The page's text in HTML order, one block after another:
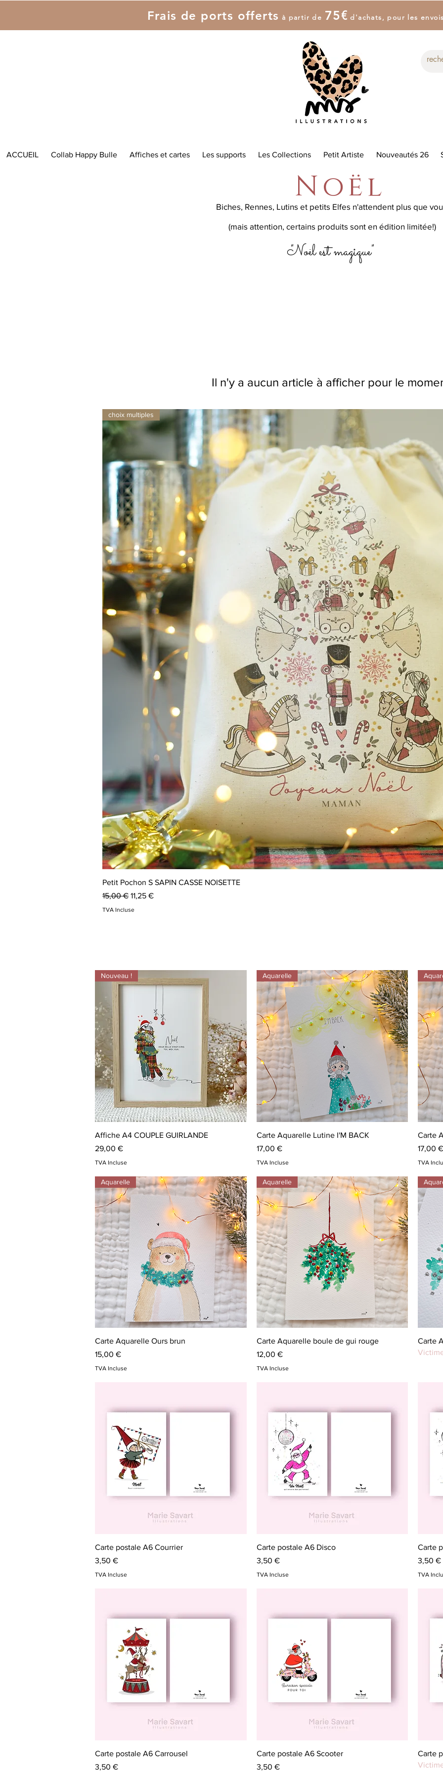
Frais de ports offerts à partir de 75€ d'achats, pour les
ACCUEIL Collab Happy Bulle Affiches et cartes Les supports Les Collections Petit Artiste Nouveautés 26
Noël
Biches, Rennes, Lutins et petits Elfes n'attendent plus que
(mais attention, certains produits sont en édition limitée!)
"Noël est magique"
Il n'y a aucun article à afficher pour le
choix multiples
Petit Pochon S SAPIN CASSE NOISETTE
Prix original
15,00 € Prix promotionnel
11,25 €
TVA Incluse
Aperçu rapide
Nouveau !
Affiche A4 COUPLE GUIRLANDE
Prix
29,00 €
TVA Incluse
Aperçu rapide
Aquarelle
Carte Aquarelle Lutine I'M BACK
Prix
17,00 €
TVA Incluse
Carte
Prix
17,00 €
TVA
Aperçu rapide
Aquarelle
Carte Aquarelle Ours brun
Prix
15,00 €
TVA Incluse
Aperçu rapide
Aquarelle
Carte Aquarelle boule de gui rouge
Prix
12,00 €
TVA Incluse
Carte
Aperçu rapide
Carte postale A6 Courrier
Prix
3,50 €
TVA Incluse
Aperçu rapide
Carte postale A6 Disco
Prix
3,50 €
TVA Incluse
Carte
Prix
3,50 €
TVA
Aperçu rapide
Carte postale A6 Carrousel
Prix
3,50 €
Aperçu rapide
Carte postale A6 Scooter
Prix
3,50 €
Carte